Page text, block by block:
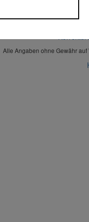
Alle Angaben ohne Gewähr